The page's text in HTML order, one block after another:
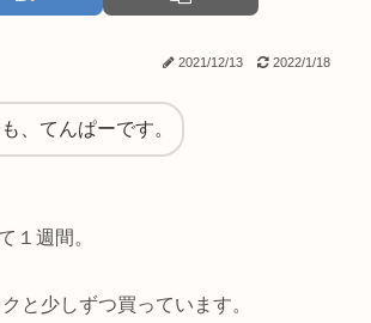
2021/12/13 2022/1/18
、てんぱーです。
１週間。
と少しずつ買っています。